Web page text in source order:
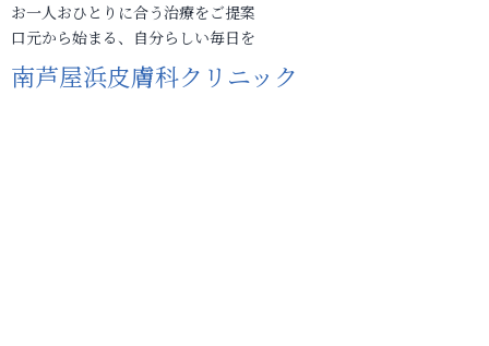
お一人おひとりに合う治療をご提案
口元から始まる、自分らしい毎日を
南芦屋浜皮膚科クリニック